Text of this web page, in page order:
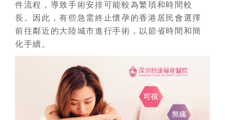
件流程，導致手術安排可能較為繁瑣和時間較
長。因此，有些急需終止懷孕的香港居民會選擇
前往鄰近的大陸城市進行手術，以節省時間和簡
化手續。